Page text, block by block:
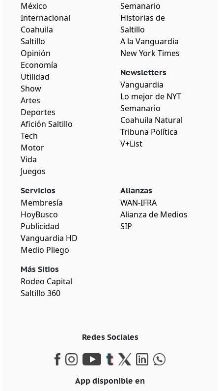
México
Internacional
Coahuila
Saltillo
Opinión
Economía
Utilidad
Show
Artes
Deportes
Afición Saltillo
Tech
Motor
Vida
Juegos
Semanario
Historias de
Saltillo
A la Vanguardia
New York Times
Newsletters
Vanguardia
Lo mejor de NYT
Semanario
Coahuila Natural
Tribuna Política
V+List
Servicios
Membresía
HoyBusco
Publicidad
Vanguardia HD
Medio Pliego
Más Sitios
Rodeo Capital
Saltillo 360
Alianzas
WAN-IFRA
Alianza de Medios
SIP
Redes Sociales
App disponible en